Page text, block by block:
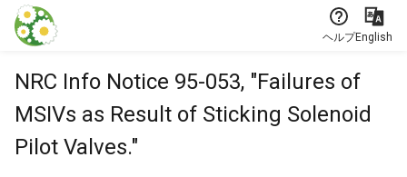
本文に飛ぶ
ヘルプEnglish
NRC Info Notice 95-053, "Failures of
MSIVs as Result of Sticking Solenoid
Pilot Valves."